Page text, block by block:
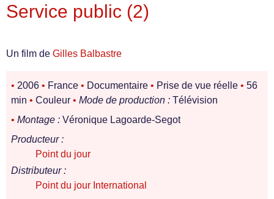
Service public (2)
Un film de Gilles Balbastre
• 2006 • France • Documentaire • Prise de vue réelle • 56
min • Couleur • Mode de production : Télévision
• Montage : Véronique Lagoarde-Segot
Producteur :
Point du jour
Distributeur :
Point du jour International